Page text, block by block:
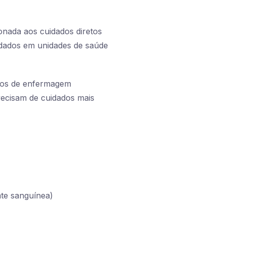
aos cuidados diretos
em unidades de saúde
de enfermagem
de cuidados mais
sanguínea)